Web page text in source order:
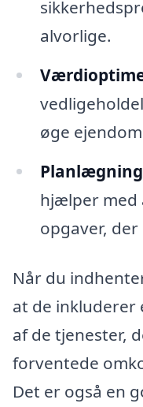
alvorlige.
øge
hjælper med
opgaver,
Når du
at de inkluderer
af de tjenester,
forventede
Det er også en